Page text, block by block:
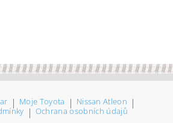
| Moje Toyota | Nissan Atleon |
| Ochrana osobních údajů